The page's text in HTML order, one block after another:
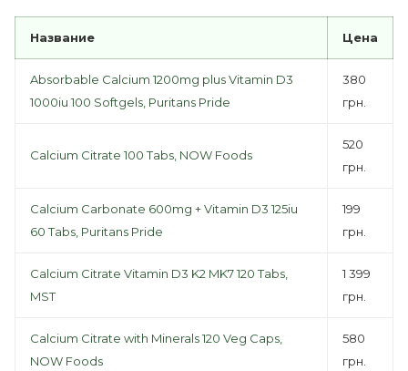
Название Цена
Absorbable Calcium 1200mg plus Vitamin D3
1000iu 100 Softgels, Puritans Pride
380
грн.
Calcium Citrate 100 Tabs, NOW Foods
520
грн.
Calcium Carbonate 600mg + Vitamin D3 125iu
60 Tabs, Puritans Pride
199
грн.
Calcium Citrate Vitamin D3 K2 MK7 120 Tabs,
MST
1 399
грн.
Calcium Citrate with Minerals 120 Veg Caps,
NOW Foods
580
грн.